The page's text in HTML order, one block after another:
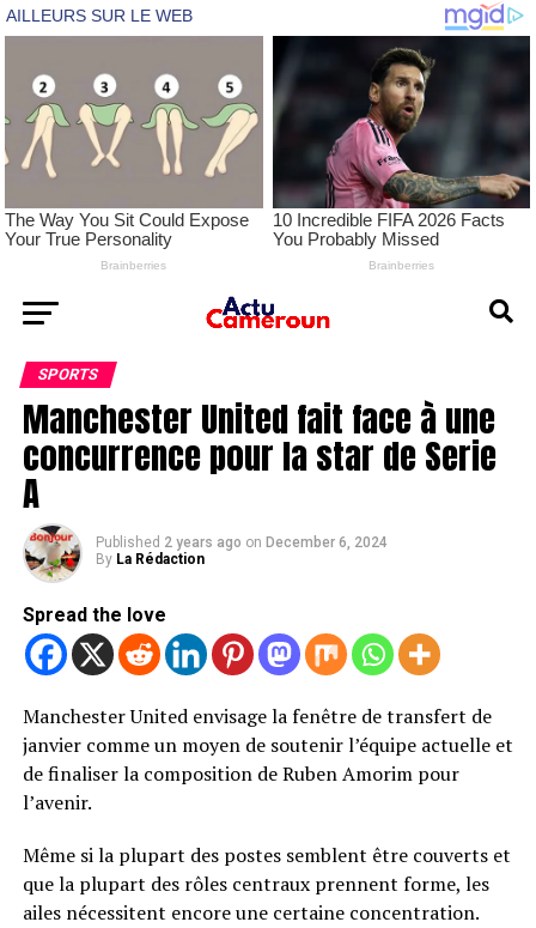
SPORTS
Manchester United fait face à une
concurrence pour la star de Serie
A
Published 2 years ago on December 6, 2024
By La Rédaction
Spread the love
Manchester United envisage la fenêtre de transfert de
janvier comme un moyen de soutenir l’équipe actuelle et
de finaliser la composition de Ruben Amorim pour
l’avenir.
Même si la plupart des postes semblent être couverts et
que la plupart des rôles centraux prennent forme, les
ailes nécessitent encore une certaine concentration.